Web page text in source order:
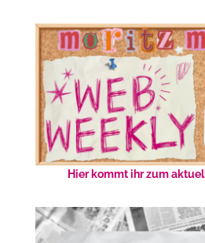
Hier kommt ihr zum